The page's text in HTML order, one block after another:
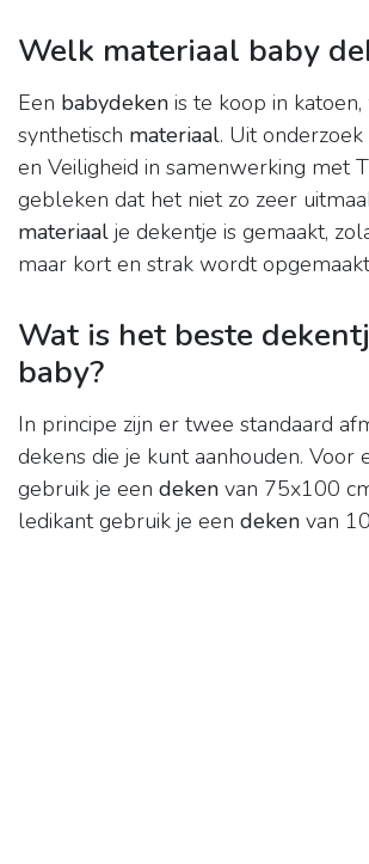
Welk materiaal baby
Een babydeken is te koop in
synthetisch materiaal. Uit
en Veiligheid in samenwerking met
gebleken dat het niet zo zeer
materiaal je dekentje is gemaakt,
maar kort en strak wordt
Wat is het beste
baby?
In principe zijn er twee standaard
dekens die je kunt aanhouden. Voor
gebruik je een deken van 75x100
ledikant gebruik je een deken van